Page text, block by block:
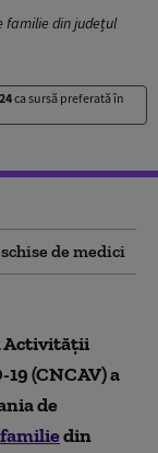
familie din județul
ca sursă preferată în
de medici
Activității
(CNCAV) a
de
din